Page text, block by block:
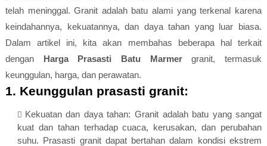
telah meninggal. Granit adalah batu alami yang terkenal karena
keindahannya, kekuatannya, dan daya tahan yang luar biasa.
Dalam artikel ini, kita akan membahas beberapa hal terkait
dengan Harga Prasasti Batu Marmergranit, termasuk
keunggulan, harga, dan perawatan.
1. Keunggulan prasasti granit:
Kekuatan dan daya tahan: Granit adalah batu yang sangat
kuat dan tahan terhadap cuaca, kerusakan, dan perubahan
suhu. Prasasti granit dapat bertahan dalam kondisi ekstrem